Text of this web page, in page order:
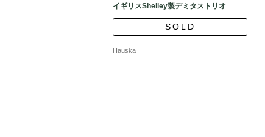
イギリスShelley製デミタストリオ
SOLD
Hauska